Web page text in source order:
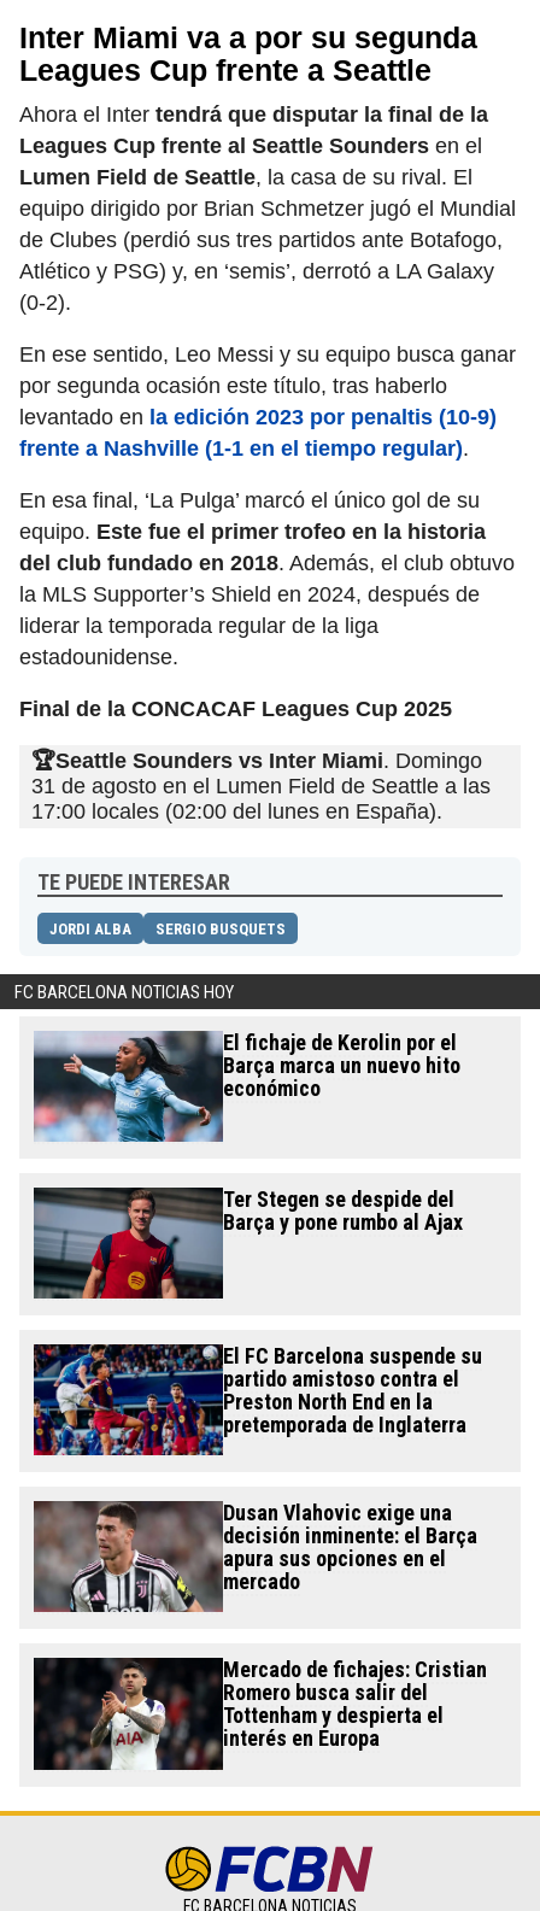
Inter Miami va a por su segunda
Leagues Cup frente a Seattle
Ahora el Inter tendrá que disputar la final de la
Leagues Cup frente al Seattle Sounders en el
Lumen Field de Seattle, la casa de su rival. El
equipo dirigido por Brian Schmetzer jugó el Mundial
de Clubes (perdió sus tres partidos ante Botafogo,
Atlético y PSG) y, en ‘semis’, derrotó a LA Galaxy
(0-2).
En ese sentido, Leo Messi y su equipo busca ganar
por segunda ocasión este título, tras haberlo
levantado en la edición 2023 por penaltis (10-9)
frente a Nashville (1-1 en el tiempo regular).
En esa final, ‘La Pulga’ marcó el único gol de su
equipo. Este fue el primer trofeo en la historia
del club fundado en 2018. Además, el club obtuvo
la MLS Supporter’s Shield en 2024, después de
liderar la temporada regular de la liga
estadounidense.
Final de la CONCACAF Leagues Cup 2025
🏆Seattle Sounders vs Inter Miami. Domingo
31 de agosto en el Lumen Field de Seattle a las
17:00 locales (02:00 del lunes en España).
TE PUEDE INTERESAR
JORDI ALBA SERGIO BUSQUETS
FC BARCELONA NOTICIAS HOY
El fichaje de Kerolin por el
Barça marca un nuevo hito
económico
Ter Stegen se despide del
Barça y pone rumbo al Ajax
El FC Barcelona suspende su
partido amistoso contra el
Preston North End en la
pretemporada de Inglaterra
Dusan Vlahovic exige una
decisión inminente: el Barça
apura sus opciones en el
mercado
Mercado de fichajes: Cristian
Romero busca salir del
Tottenham y despierta el
interés en Europa
FC BARCELONA NOTICIAS